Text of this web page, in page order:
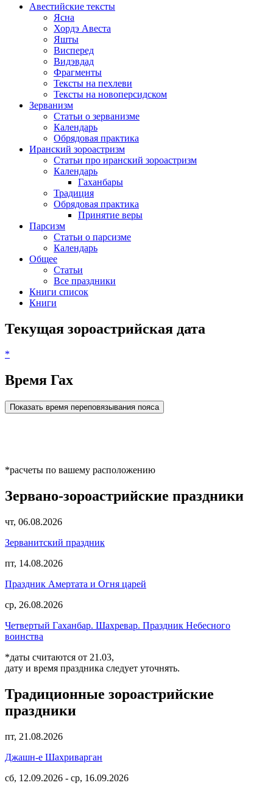
Авестийские тексты
Ясна
Хордэ Авеста
Яшты
Висперед
Видэвдад
Фрагменты
Тексты на пехлеви
Тексты на новоперсидском
Зерванизм
Статьи о зерванизме
Календарь
Обрядовая практика
Иранский зороастризм
Статьи про иранский зороастризм
Календарь
Гаханбары
Традиция
Обрядовая практика
Принятие веры
Парсизм
Статьи о парсизме
Календарь
Общее
Статьи
Все праздники
Книги список
Книги
Текущая зороастрийская дата
*
Время Гах
Показать время переповязывания пояса
*расчеты по вашему расположению
Зервано-зороастрийские праздники
чт, 06.08.2026
Зерванитский праздник
пт, 14.08.2026
Праздник Амертата и Огня царей
ср, 26.08.2026
Четвертый Гаханбар. Шахревар. Праздник Небесного
воинства
*даты считаются от 21.03,
дату и время праздника следует уточнять.
Традиционные зороастрийские
праздники
пт, 21.08.2026
Джашн-е Шахриварган
сб, 12.09.2026 - ср, 16.09.2026